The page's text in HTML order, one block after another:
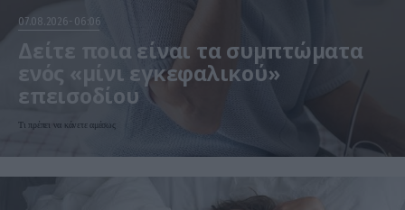
07.08.2026 06:06
Δείτε ποια είναι τα συμπτώματα
ενός «μίνι εγκεφαλικού»
επεισοδίου
Τι πρέπει να κάνετε αμέσως